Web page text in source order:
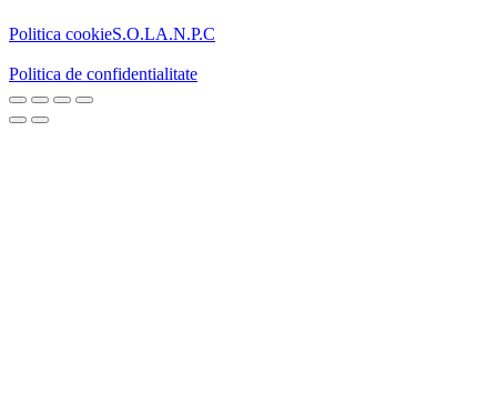
Politica cookieS.O.LA.N.P.C
Politica de confidentialitate